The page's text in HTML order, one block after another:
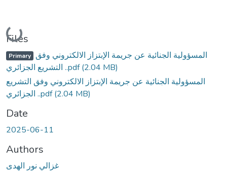
Loading...
Files
Primary المسؤولية الجنائية عن جريمة الإبتزاز الالكتروني وفق
التشريع الجزائري ..pdf(2.04 MB)
المسؤولية الجنائية عن جريمة الإبتزاز الالكتروني وفق التشريع
الجزائري ..pdf(2.04 MB)
Date
2025-06-11
Authors
غزالي نور الهدى